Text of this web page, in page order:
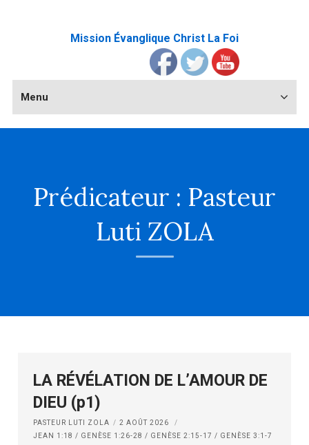
Mission Évanglique Christ La Foi
Menu
Prédicateur : Pasteur
Luti ZOLA
LA RÉVÉLATION DE L’AMOUR DE
DIEU (p1)
PASTEUR LUTI ZOLA
2 AOÛT 2026
JEAN 1:18 / GENÈSE 1:26-28 / GENÈSE 2:15-17 / GENÈSE 3:1-7